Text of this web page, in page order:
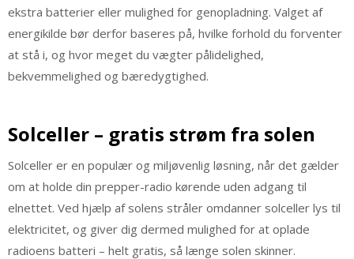
ekstra batterier eller mulighed for genopladning. Valget af
energikilde bør derfor baseres på, hvilke forhold du forventer
at stå i, og hvor meget du vægter pålidelighed,
bekvemmelighed og bæredygtighed.
Solceller – gratis strøm fra solen
Solceller er en populær og miljøvenlig løsning, når det gælder
om at holde din prepper-radio kørende uden adgang til
elnettet. Ved hjælp af solens stråler omdanner solceller lys til
elektricitet, og giver dig dermed mulighed for at oplade
radioens batteri – helt gratis, så længe solen skinner.